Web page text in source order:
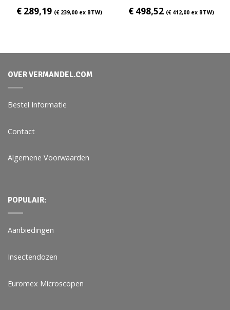
€289,19 (€239,00ex BTW) €498,52 (€412,00ex BTW)
OVER VERMANDEL.COM
Bestel Informatie
Contact
Algemene Voorwaarden
POPULAIR:
Aanbiedingen
Insectendozen
Euromex Microscopen